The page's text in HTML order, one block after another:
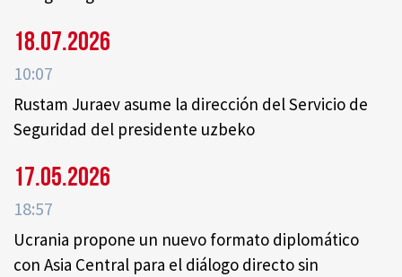
18.07.2026
10:07
Rustam Juraev asume la dirección del Servicio de
Seguridad del presidente uzbeko
17.05.2026
18:57
Ucrania propone un nuevo formato diplomático
con Asia Central para el diálogo directo sin